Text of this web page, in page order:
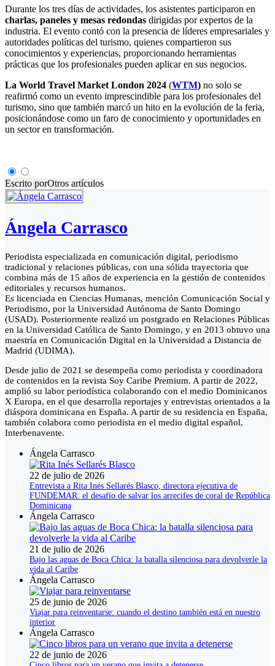
Durante los tres días de actividades, los asistentes participaron en
charlas, paneles y mesas redondas dirigidas por expertos de la
industria. El evento contó con la presencia de líderes empresariales y
autoridades políticas del turismo, quienes compartieron sus
conocimientos y experiencias, proporcionando herramientas
prácticas que los profesionales pueden aplicar en sus negocios.
La World Travel Market London 2024 (WTM) no solo se
reafirmó como un evento imprescindible para los profesionales del
turismo, sino que también marcó un hito en la evolución de la feria,
posicionándose como un faro de conocimiento y oportunidades en
un sector en transformación.
Escrito porOtros artículos
Ángela Carrasco
Periodista especializada en comunicación digital, periodismo
tradicional y relaciones públicas, con una sólida trayectoria que
combina más de 15 años de experiencia en la gestión de contenidos
editoriales y recursos humanos.
Es licenciada en Ciencias Humanas, mención Comunicación Social y
Periodismo, por la Universidad Autónoma de Santo Domingo
(USAD). Posteriormente realizó un postgrado en Relaciones Públicas
en la Universidad Católica de Santo Domingo, y en 2013 obtuvo una
maestría en Comunicación Digital en la Universidad a Distancia de
Madrid (UDIMA).
Desde julio de 2021 se desempeña como periodista y coordinadora
de contenidos en la revista Soy Caribe Premium. A partir de 2022,
amplió su labor periodística colaborando con el medio Dominicanos
X Europa, en el que desarrolla reportajes y entrevistas orientados a la
diáspora dominicana en España. A partir de su residencia en España,
también colabora como periodista en el medio digital español,
Interbenavente.
Ángela Carrasco
22 de julio de 2026
Entrevista a Rita Inés Sellarés Blasco, directora ejecutiva de
FUNDEMAR: el desafío de salvar los arrecifes de coral de República
Dominicana
Ángela Carrasco
21 de julio de 2026
Bajo las aguas de Boca Chica: la batalla silenciosa para devolverle la
vida al Caribe
Ángela Carrasco
25 de junio de 2026
Viajar para reinventarse: cuando el destino también está en nuestro
interior
Ángela Carrasco
22 de junio de 2026